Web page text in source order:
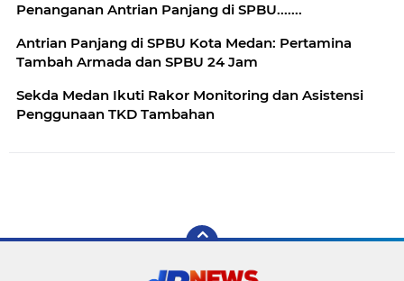
Penanganan Antrian Panjang di SPBU.......
Antrian Panjang di SPBU Kota Medan: Pertamina
Tambah Armada dan SPBU 24 Jam
Sekda Medan Ikuti Rakor Monitoring dan Asistensi
Penggunaan TKD Tambahan